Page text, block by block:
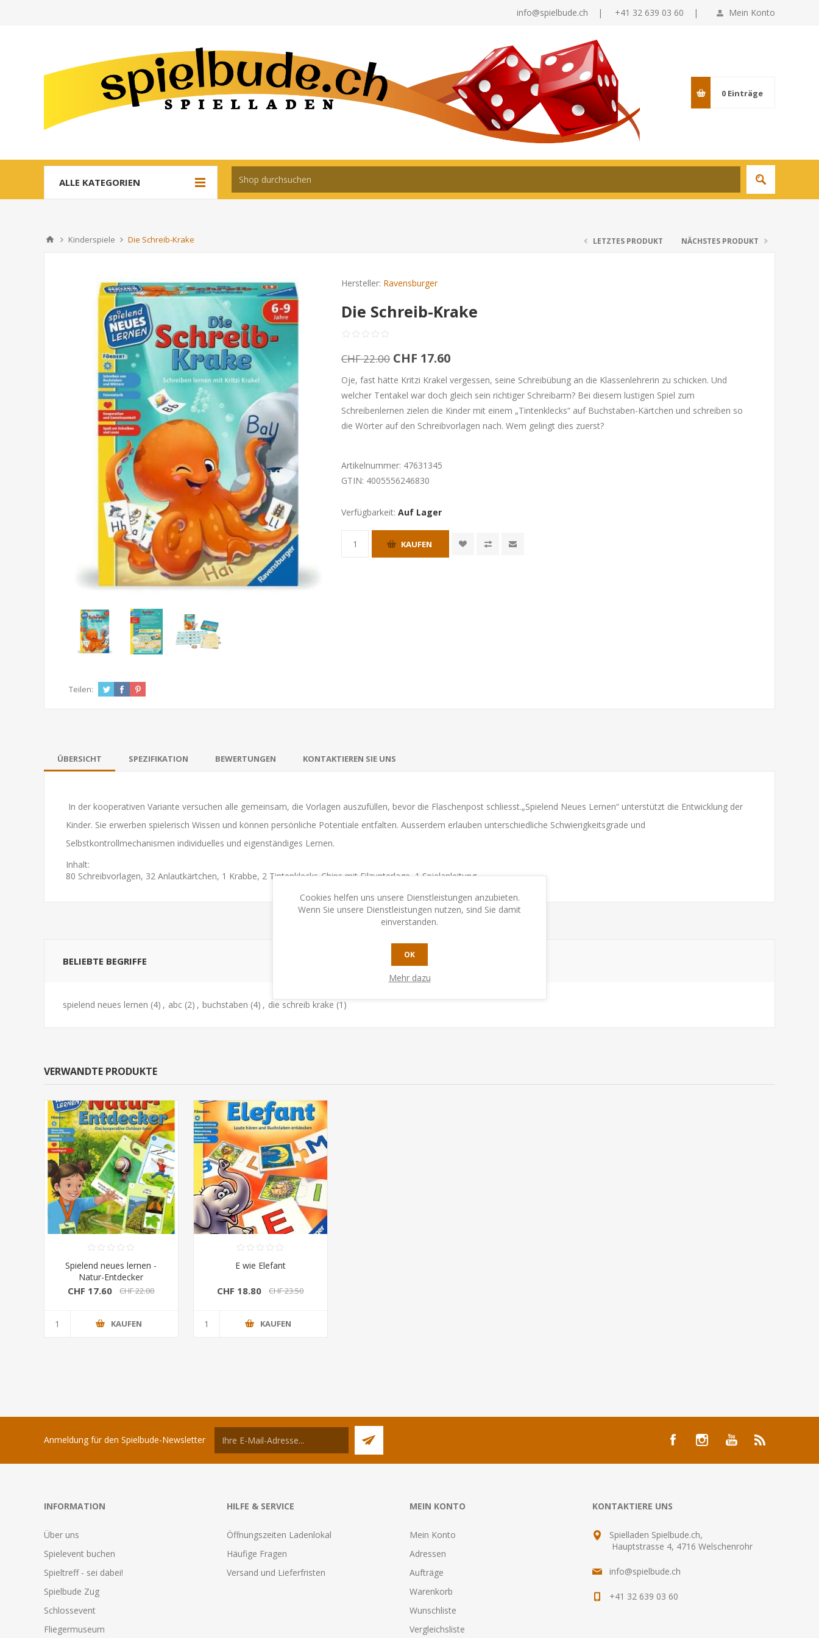
Mein Konto
info@spielbude.ch | +41 32 639 03 60 |
0 Einträge
ALLE KATEGORIEN
Kinderspiele Die Schreib-Krake LETZTES PRODUKT NÄCHSTES PRODUKT
Hersteller: Ravensburger
Die Schreib-Krake
CHF 22.00 CHF 17.60
Oje, fast hätte Kritzi Krakel vergessen, seine Schreibübung an die Klassenlehrerin zu schicken. Und
welcher Tentakel war doch gleich sein richtiger Schreibarm? Bei diesem lustigen Spiel zum
Schreibenlernen zielen die Kinder mit einem „Tintenklecks“ auf Buchstaben-Kärtchen und schreiben so
die Wörter auf den Schreibvorlagen nach. Wem gelingt dies zuerst?
Artikelnummer: 47631345
GTIN: 4005556246830
Verfügbarkeit: Auf Lager
KAUFEN
Teilen:
ÜBERSICHT SPEZIFIKATION BEWERTUNGEN KONTAKTIEREN SIE UNS
In der kooperativen Variante versuchen alle gemeinsam, die Vorlagen auszufüllen, bevor die Flaschenpost schliesst.„Spielend Neues Lernen“ unterstützt die Entwicklung der
Kinder. Sie erwerben spielerisch Wissen und können persönliche Potentiale entfalten. Ausserdem erlauben unterschiedliche Schwierigkeitsgrade und
Selbstkontrollmechanismen individuelles und eigenständiges Lernen.
Inhalt:
80 Schreibvorlagen, 32 Anlautkärtchen, 1 Krabbe, 2 Tintenklecks-Chips mit Filzunterlage, 1 Spielanleitung
BELIEBTE BEGRIFFE
spielend neues lernen (4) , abc (2) , buchstaben (4) , die schreib krake (1)
VERWANDTE PRODUKTE
Spielend neues lernen -
Natur-Entdecker
CHF 17.60 CHF 22.00
KAUFEN
E wie Elefant
CHF 18.80 CHF 23.50
KAUFEN
Anmeldung für den Spielbude-Newsletter
INFORMATION
Über uns
Spielevent buchen
Spieltreff - sei dabei!
Spielbude Zug
Schlossevent
Fliegermuseum
HILFE & SERVICE
Öffnungszeiten Ladenlokal
Häufige Fragen
Versand und Lieferfristen
MEIN KONTO
Mein Konto
Adressen
Aufträge
Warenkorb
Wunschliste
Vergleichsliste
KONTAKTIERE UNS
Spielladen Spielbude.ch,
Hauptstrasse 4, 4716 Welschenrohr
info@spielbude.ch
+41 32 639 03 60
Cookies helfen uns unsere Dienstleistungen anzubieten.
Wenn Sie unsere Dienstleistungen nutzen, sind Sie damit
einverstanden.
OK
Mehr dazu